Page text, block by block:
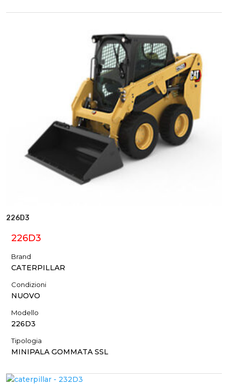
226D3
226D3
Brand
CATERPILLAR
Condizioni
NUOVO
Modello
226D3
Tipologia
MINIPALA GOMMATA SSL